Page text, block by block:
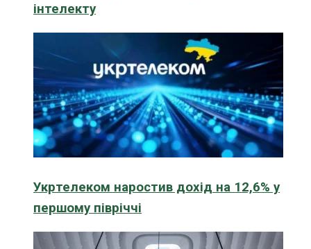
інтелекту
Укртелеком наростив дохід на 12,6% у
першому півріччі